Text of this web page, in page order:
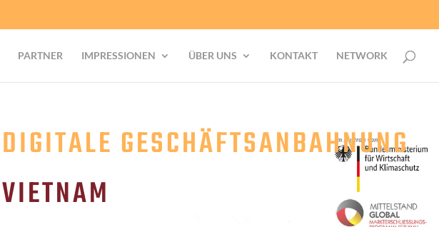
PARTNER IMPRESSIONEN ÜBER UNS KONTAKT NETWORK
DIGITALE GESCHÄFTSANBAHNUNG
VIETNAM